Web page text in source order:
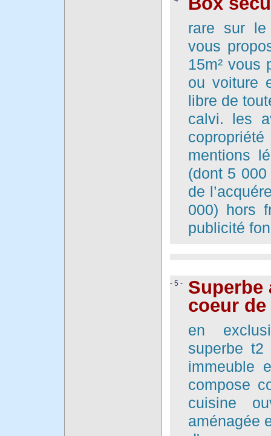
rare sur le
vous
15m² vous
ou voiture
libre de
calvi. les
mentions
(dont 5
de
000) hors
publicité
- 5 -
Superbe
coeur
en
superbe
immeuble
compose
cuisine
aménagée